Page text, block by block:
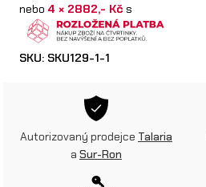
ř
n
nebo 4 × 2882,- Kč s
SKU: SKU129-1-1
Autorizovaný prodejce Talaria
a Sur-Ron